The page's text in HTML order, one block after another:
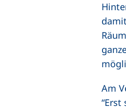
Am
“Erst